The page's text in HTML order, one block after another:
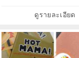
dewy มากขึ้น สีแป้งเป็น
กลืนไปกับผิว อีกท
ดูรายละเอียด